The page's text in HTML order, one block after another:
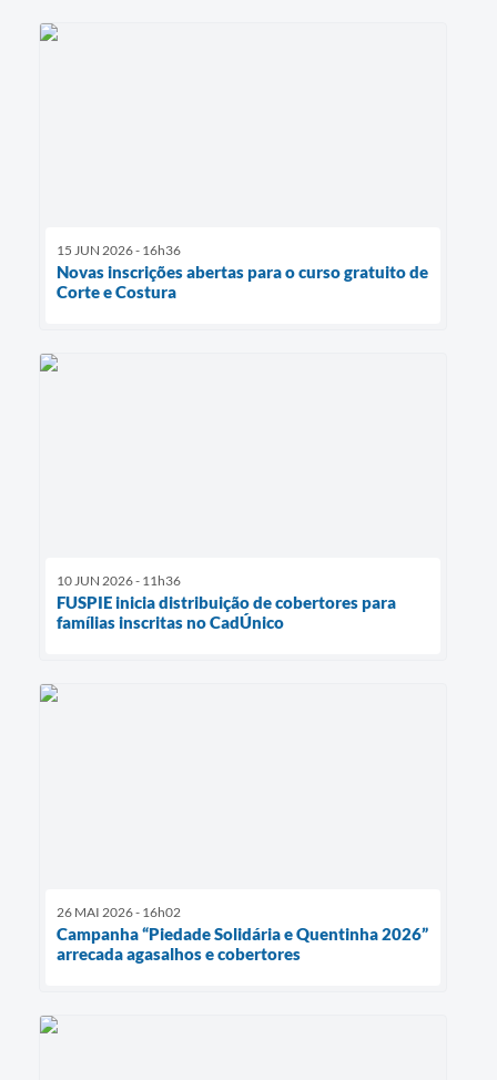
15 JUN 2026 - 16h36
Novas inscrições abertas para o curso gratuito de
Corte e Costura
10 JUN 2026 - 11h36
FUSPIE inicia distribuição de cobertores para
famílias inscritas no CadÚnico
26 MAI 2026 - 16h02
Campanha “Piedade Solidária e Quentinha 2026”
arrecada agasalhos e cobertores